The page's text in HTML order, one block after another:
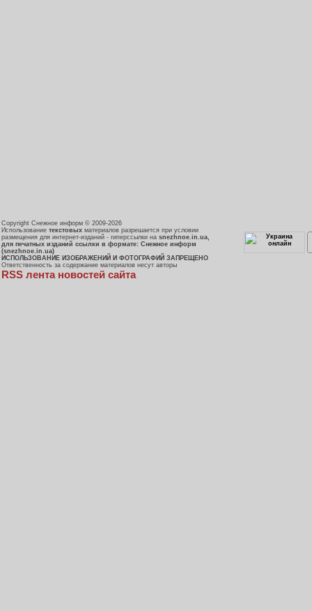
Copyright Снежное информ © 2009-2026
Использование текстовых материалов разрешается при условии
размещения для интернет-изданий - гиперссылки на snezhnoe.in.ua,
для печатных изданий ссылки в формате: Снежное информ
(snezhnoe.in.ua)
ИСПОЛЬЗОВАНИЕ ИЗОБРАЖЕНИЙ И ФОТОГРАФИЙ ЗАПРЕЩЕНО
Ответственность за содержание материалов несут авторы
RSS лента новостей сайта